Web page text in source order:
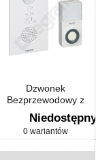
Dzwonek
Bezprzewodowy z
Sygnalizacją Świetlną -
36 Melodii
Niedostępny
0 wariantów